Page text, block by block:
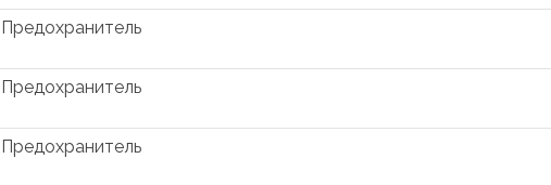
Предохранитель
Предохранитель
Предохранитель